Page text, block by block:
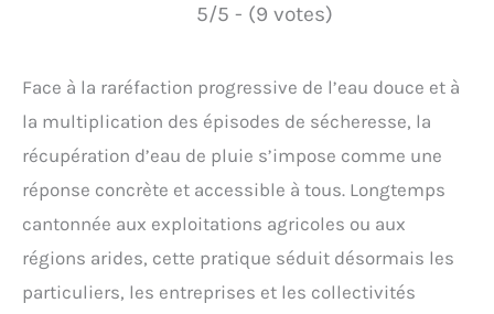
5/5 - (9 votes)
Face à la raréfaction progressive de l’eau douce et à
la multiplication des épisodes de sécheresse, la
récupération d’eau de pluie s’impose comme une
réponse concrète et accessible à tous. Longtemps
cantonnée aux exploitations agricoles ou aux
régions arides, cette pratique séduit désormais les
particuliers, les entreprises et les collectivités